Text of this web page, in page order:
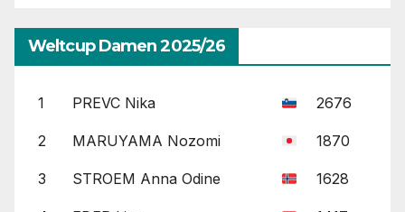
Weltcup Damen 2025/26
1 PREVC Nika 2676
2 MARUYAMA Nozomi 1870
3 STROEM Anna Odine 1628